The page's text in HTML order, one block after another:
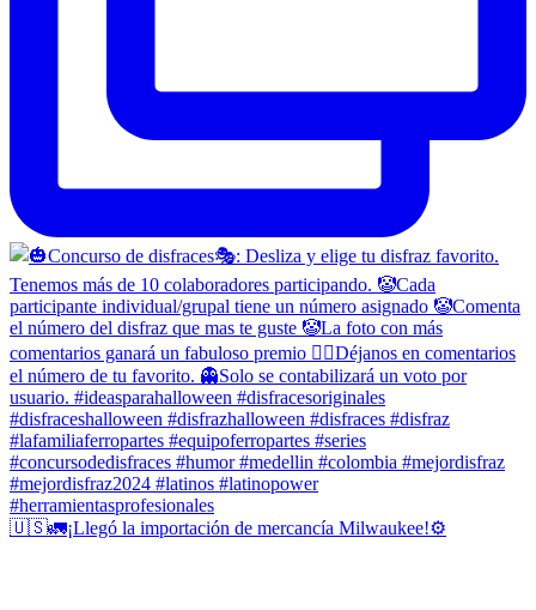
🇺🇸🚛¡Llegó la importación de mercancía Milwaukee!⚙️